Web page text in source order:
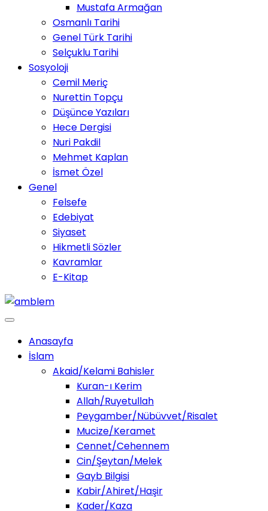
Mustafa Armağan
Osmanlı Tarihi
Genel Türk Tarihi
Selçuklu Tarihi
Sosyoloji
Cemil Meriç
Nurettin Topçu
Düşünce Yazıları
Hece Dergisi
Nuri Pakdil
Mehmet Kaplan
İsmet Özel
Genel
Felsefe
Edebiyat
Siyaset
Hikmetli Sözler
Kavramlar
E-Kitap
Anasayfa
İslam
Akaid/Kelami Bahisler
Kuran-ı Kerim
Allah/Ruyetullah
Peygamber/Nübüvvet/Risalet
Mucize/Keramet
Cennet/Cehennem
Cin/Şeytan/Melek
Gayb Bilgisi
Kabir/Ahiret/Haşir
Kader/Kaza